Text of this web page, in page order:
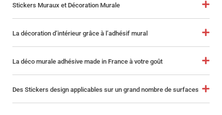
Stickers Muraux et Décoration Murale
La décoration d’intérieur grâce à l’adhésif mural
La déco murale adhésive made in France à votre goût
Des Stickers design applicables sur un grand nombre de surfaces